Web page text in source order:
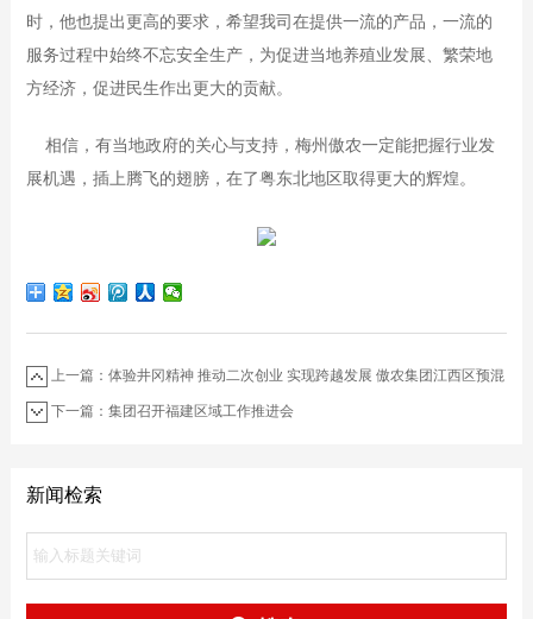
时，他也提出更高的要求，希望我司在提供一流的产品，一流的
服务过程中始终不忘安全生产，为促进当地养殖业发展、繁荣地
方经济，促进民生作出更大的贡献。
相信，有当地政府的关心与支持，梅州傲农一定能把握行业发
展机遇，插上腾飞的翅膀，在了粤东北地区取得更大的辉煌。
上一篇：体验井冈精神 推动二次创业 实现跨越发展 傲农集团江西区预混
料跨越发展井冈山推进会召开
下一篇：集团召开福建区域工作推进会
新闻检索